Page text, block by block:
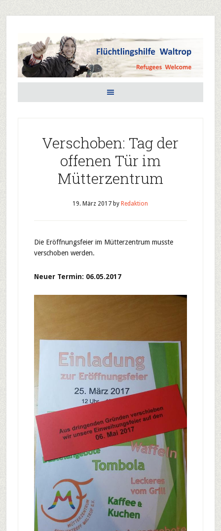
Verschoben: Tag der
offenen Tür im
Mütterzentrum
19. März 2017 by Redaktion
Die Eröffnungsfeier im Mütterzentrum musste
verschoben werden.
Neuer Termin: 06.05.2017